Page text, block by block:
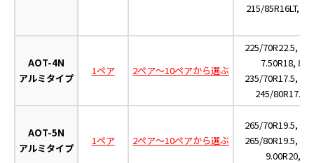
215/85R16LT,
AOT-4N
アルミタイプ
1ペア 2ペア～10ペアから選ぶ
225/70R22.5,
7.50R18,
235/70R17.5,
245/80R17.5,
AOT-5N
アルミタイプ
1ペア 2ペア～10ペアから選ぶ
265/70R19.5,
265/80R19.5,